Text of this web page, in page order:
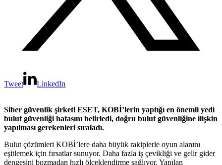
Tweet LinkedIn
Siber güvenlik şirketi ESET, KOBİ’lerin yaptığı en önemli yedi
bulut güvenliği hatasını belirledi, doğru bulut güvenliğine ilişkin
yapılması gerekenleri sıraladı.
Bulut çözümleri KOBİ’lere daha büyük rakiplerle oyun alanını
eşitlemek için fırsatlar sunuyor. Daha fazla iş çevikliği ve gelir gider
dengesini bozmadan hızlı ölçeklendirme sağlıyor. Yapılan